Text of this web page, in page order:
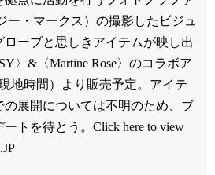
ー・マークス）の撮影したビジュ
ーブと思しきアイテムが映し出
〉&〈Martine Rose〉のコラボア
地時間）より販売予定。アイテ
の展開については不明のため、ブ
トを待とう。Click here to view